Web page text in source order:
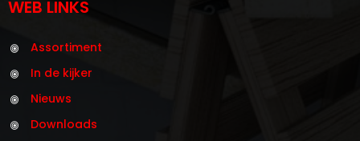
WEB LINKS
Assortiment
In de kijker
Nieuws
Downloads